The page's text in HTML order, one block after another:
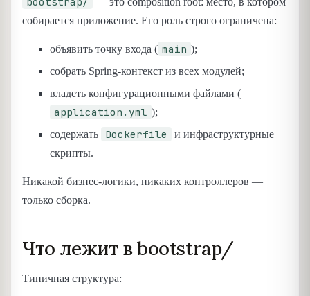
собирается приложение. Его роль строго ограничена:
объявить точку входа ( main );
собрать Spring-контекст из всех модулей;
владеть конфигурационными файлами (
application.yml );
содержать
Dockerfile
и инфраструктурные
скрипты.
Никакой бизнес-логики, никаких контроллеров —
только сборка.
Что лежит в bootstrap/
Типичная структура: